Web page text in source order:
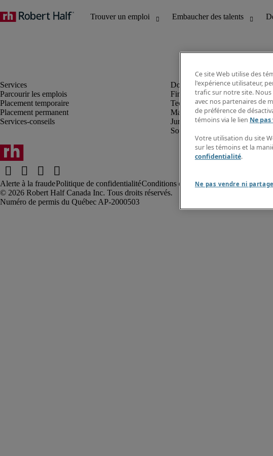
Parcourir les emplois
Placement temporaire
Placement permanent
Services-conseils
Finance et comptabilité
Technologie
Marketing et création
Juridique
Soutien administratif et à la
Alerte à la fraudePolitique de confidentialitéConditions d’utilisation Rapport sur
Robert Half Canada Inc. Tous droits réservés.
Ce site Web utilise des
l'expérience utilisateur,
trafic sur notre site.
avec nos partenaires de
de préférence de
témoins via le lien Ne
Votre utilisation du site
sur les témoins et la
confidentialité.
Ne pas vendre ni